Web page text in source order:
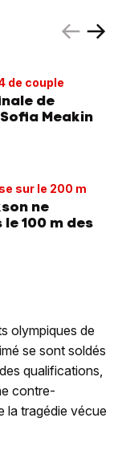
de couple
de
Meakin
sur le 200 m
ne
100 m des
olympiques de
se sont soldés
qualifications,
contre-
la tragédie vécue